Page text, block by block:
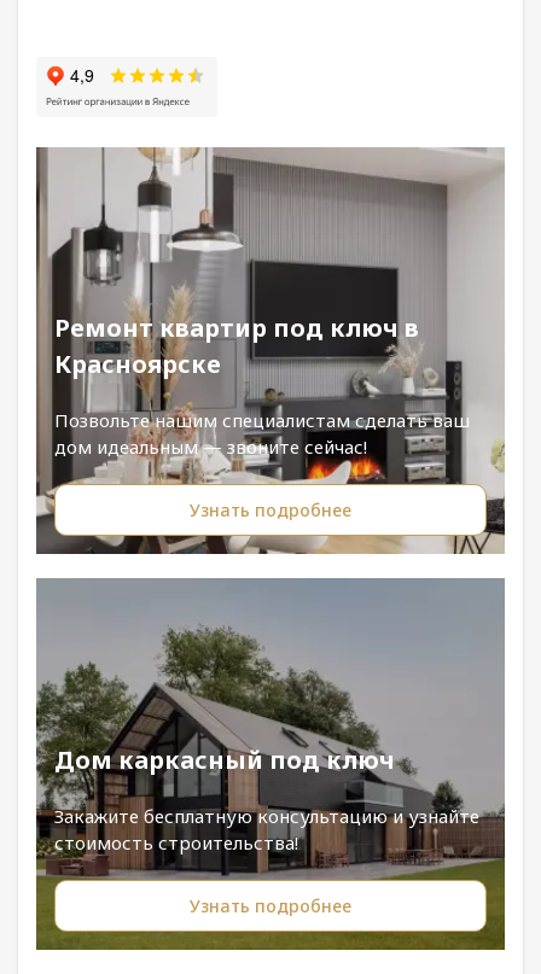
Ремонт квартир под ключ в
Красноярске
Позвольте нашим специалистам сделать ваш
дом идеальным — звоните сейчас!
Узнать подробнее
Дом каркасный под ключ
Закажите бесплатную консультацию и узнайте
стоимость строительства!
Узнать подробнее